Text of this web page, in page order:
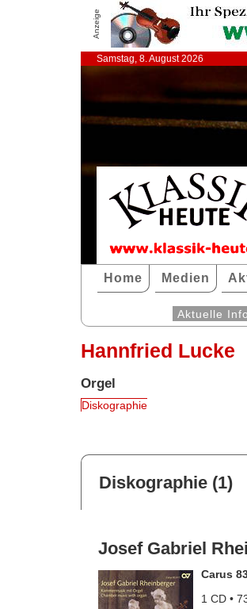
Anzeige
Samstag, 8. August 2026
Home Medien
Aktuelle
Hannfried Lucke
Orgel
Diskographie
Diskographie (1)
Josef Gabriel
Carus
1 CD •